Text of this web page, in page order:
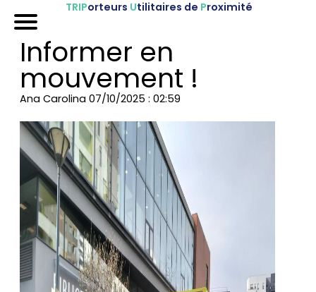
TRIPorteurs Utilitaires de Proximité
Nos véhicules
Références
Sur-mesure
Mariages
Blog
FAQ
A propos
Contactez-nous !
Informer en
mouvement !
Ana Carolina 07/10/2025 : 02:59